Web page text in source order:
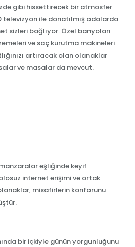
gibi hissettirecek bir atmosfer
televizyon ile donatılmış odalarda
sizleri bağlıyor. Özel banyoları
ve saç kurutma makineleri
artıracak olan olanaklar
ve masalar da mevcut.
eşliğinde keyif
internet erişimi ve ortak
misafirlerin konforunu
bir içkiyle günün yorgunluğunu